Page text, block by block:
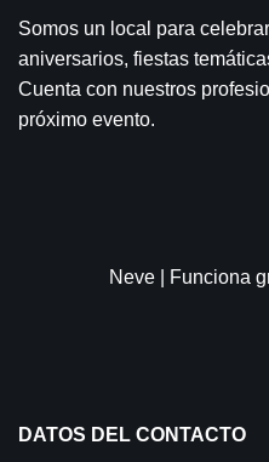
Somos un local para
aniversarios, fiestas
Cuenta con nuestros
próximo evento.
Neve| Funciona
DATOS DEL CONTACTO